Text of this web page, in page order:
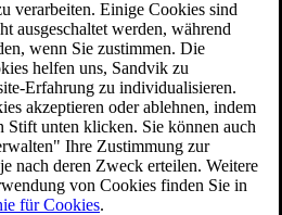
verarbeiten. Einige Cookies sind
ausgeschaltet werden, während
wenn Sie zustimmen. Die
helfen uns, Sandvik zu
Erfahrung zu individualisieren.
akzeptieren oder ablehnen, indem
Stift unten klicken. Sie können auch
Ihre Zustimmung zur
nach deren Zweck erteilen. Weitere
von Cookies finden Sie in
für Cookies.